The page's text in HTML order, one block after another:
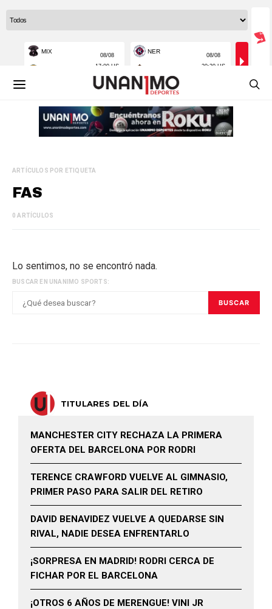
ARTÍCULOS POR ETIQUETA
FAS
0 ARTÍCULOS
Lo sentimos, no se encontró nada.
BUSCAR EN UNANIMO SPORTS:
BUSCAR
TITULARES DEL DÍA
MANCHESTER CITY RECHAZA LA PRIMERA
OFERTA DEL BARCELONA POR RODRI
TERENCE CRAWFORD VUELVE AL GIMNASIO,
PRIMER PASO PARA SALIR DEL RETIRO
DAVID BENAVIDEZ VUELVE A QUEDARSE SIN
RIVAL, NADIE DESEA ENFRENTARLO
¡SORPRESA EN MADRID! RODRI CERCA DE
FICHAR POR EL BARCELONA
¡OTROS 6 AÑOS DE MERENGUE! VINI JR